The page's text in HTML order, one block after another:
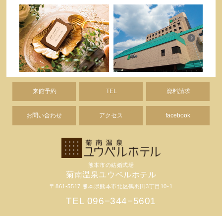
来館予約 TEL 資料請求
お問い合わせ アクセス facebook
熊本市の結婚式場
菊南温泉ユウベルホテル
〒861-5517 熊本県熊本市北区鶴羽田3丁目10-1
TEL 096−344−5601